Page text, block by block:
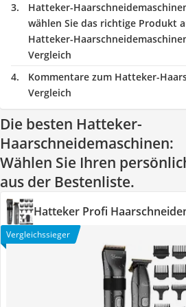
Hatteker-
wählen Sie das richtige Produkt
Hatteker-
Vergleich
Kommentare zum Hatteker-
Vergleich
Die besten Hatteker-
Haarschneidemaschinen:
Wählen Sie Ihren
aus der Bestenliste.
Hatteker Profi
Vergleichssieger